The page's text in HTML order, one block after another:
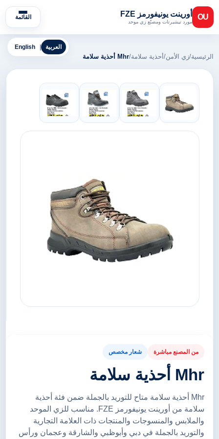
OU أورينت يونيفورمز FZE
مورد تيشيرتات ومصنّع زي موحد
القائمة
English العربية
الرئيسية/زي الأمن/أحذية سلامة/Mhr أحذية سلامة
من المصنع مباشرة شعار مخصص
Mhr أحذية سلامة
Mhr أحذية سلامة متاح للتوريد بالجملة ضمن فئة أحذية
سلامة من أورينت يونيفورمز FZE. مناسب للزي الموحد
والملابس والمنسوجات والمنتجات ذات العلامة التجارية
والتوريد بالجملة في دبي وأبوظبي والشارقة وعجمان ورأس